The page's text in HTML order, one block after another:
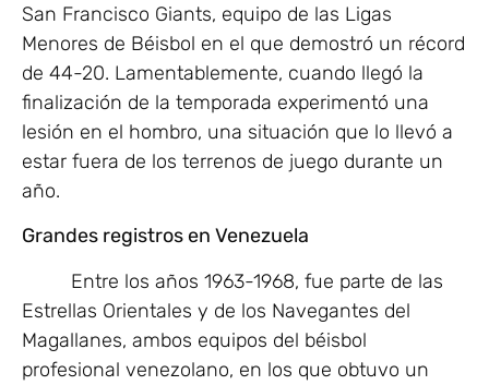
San Francisco Giants, equipo de las Ligas
Menores de Béisbol en el que demostró un récord
de 44-20. Lamentablemente, cuando llegó la
finalización de la temporada experimentó una
lesión en el hombro, una situación que lo llevó a
estar fuera de los terrenos de juego durante un
año.
Grandes registros en Venezuela
Entre los años 1963-1968, fue parte de las
Estrellas Orientales y de los Navegantes del
Magallanes, ambos equipos del béisbol
profesional venezolano, en los que obtuvo un